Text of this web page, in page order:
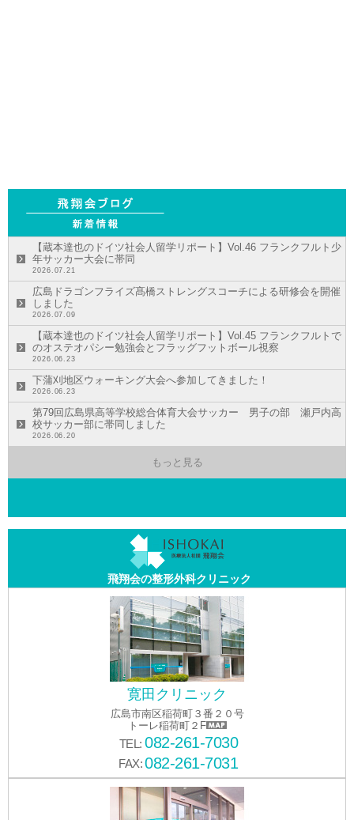
【蔵本達也のドイツ社会人留学リポート】Vol.46 フランクフルト少
年サッカー大会に帯同
2026.07.21
広島ドラゴンフライズ髙橋ストレングスコーチによる研修会を開催
しました
2026.07.09
【蔵本達也のドイツ社会人留学リポート】Vol.45 フランクフルトで
のオステオパシー勉強会とフラッグフットボール視察
2026.06.23
下蒲刈地区ウォーキング大会へ参加してきました！
2026.06.23
第79回広島県高等学校総合体育大会サッカー 男子の部 瀬戸内高
校サッカー部に帯同しました
2026.06.20
もっと見る
飛翔会の整形外科クリニック
寛田クリニック
広島市南区稲荷町３番２０号
トーレ稲荷町２F
TEL: 082-261-7030
FAX:082-261-7031